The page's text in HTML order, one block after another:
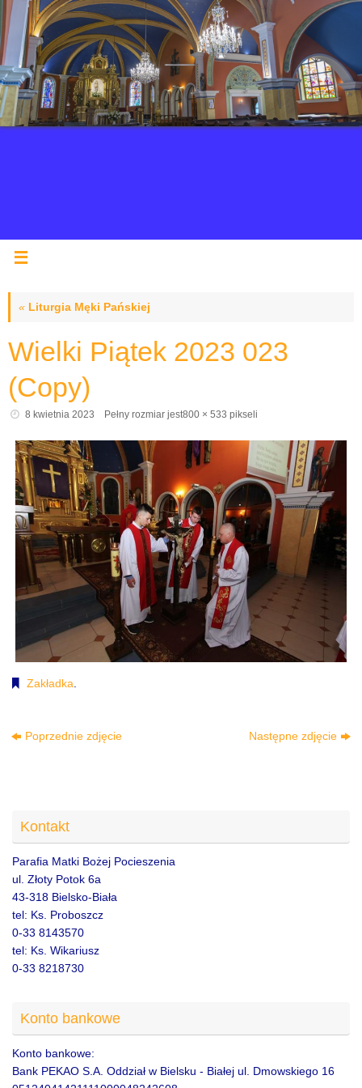
« Liturgia Męki Pańskiej
Wielki Piątek 2023 023
(Copy)
8 kwietnia 2023 Pełny rozmiar jest800 × 533 pikseli
Zakładka.
Poprzednie zdjęcie Następne zdjęcie
Kontakt
Parafia Matki Bożej Pocieszenia
ul. Złoty Potok 6a
43-318 Bielsko-Biała
tel: Ks. Proboszcz
0-33 8143570
tel: Ks. Wikariusz
0-33 8218730
Konto bankowe
Konto bankowe:
Bank PEKAO S.A. Oddział w Bielsku - Białej ul. Dmowskiego 16